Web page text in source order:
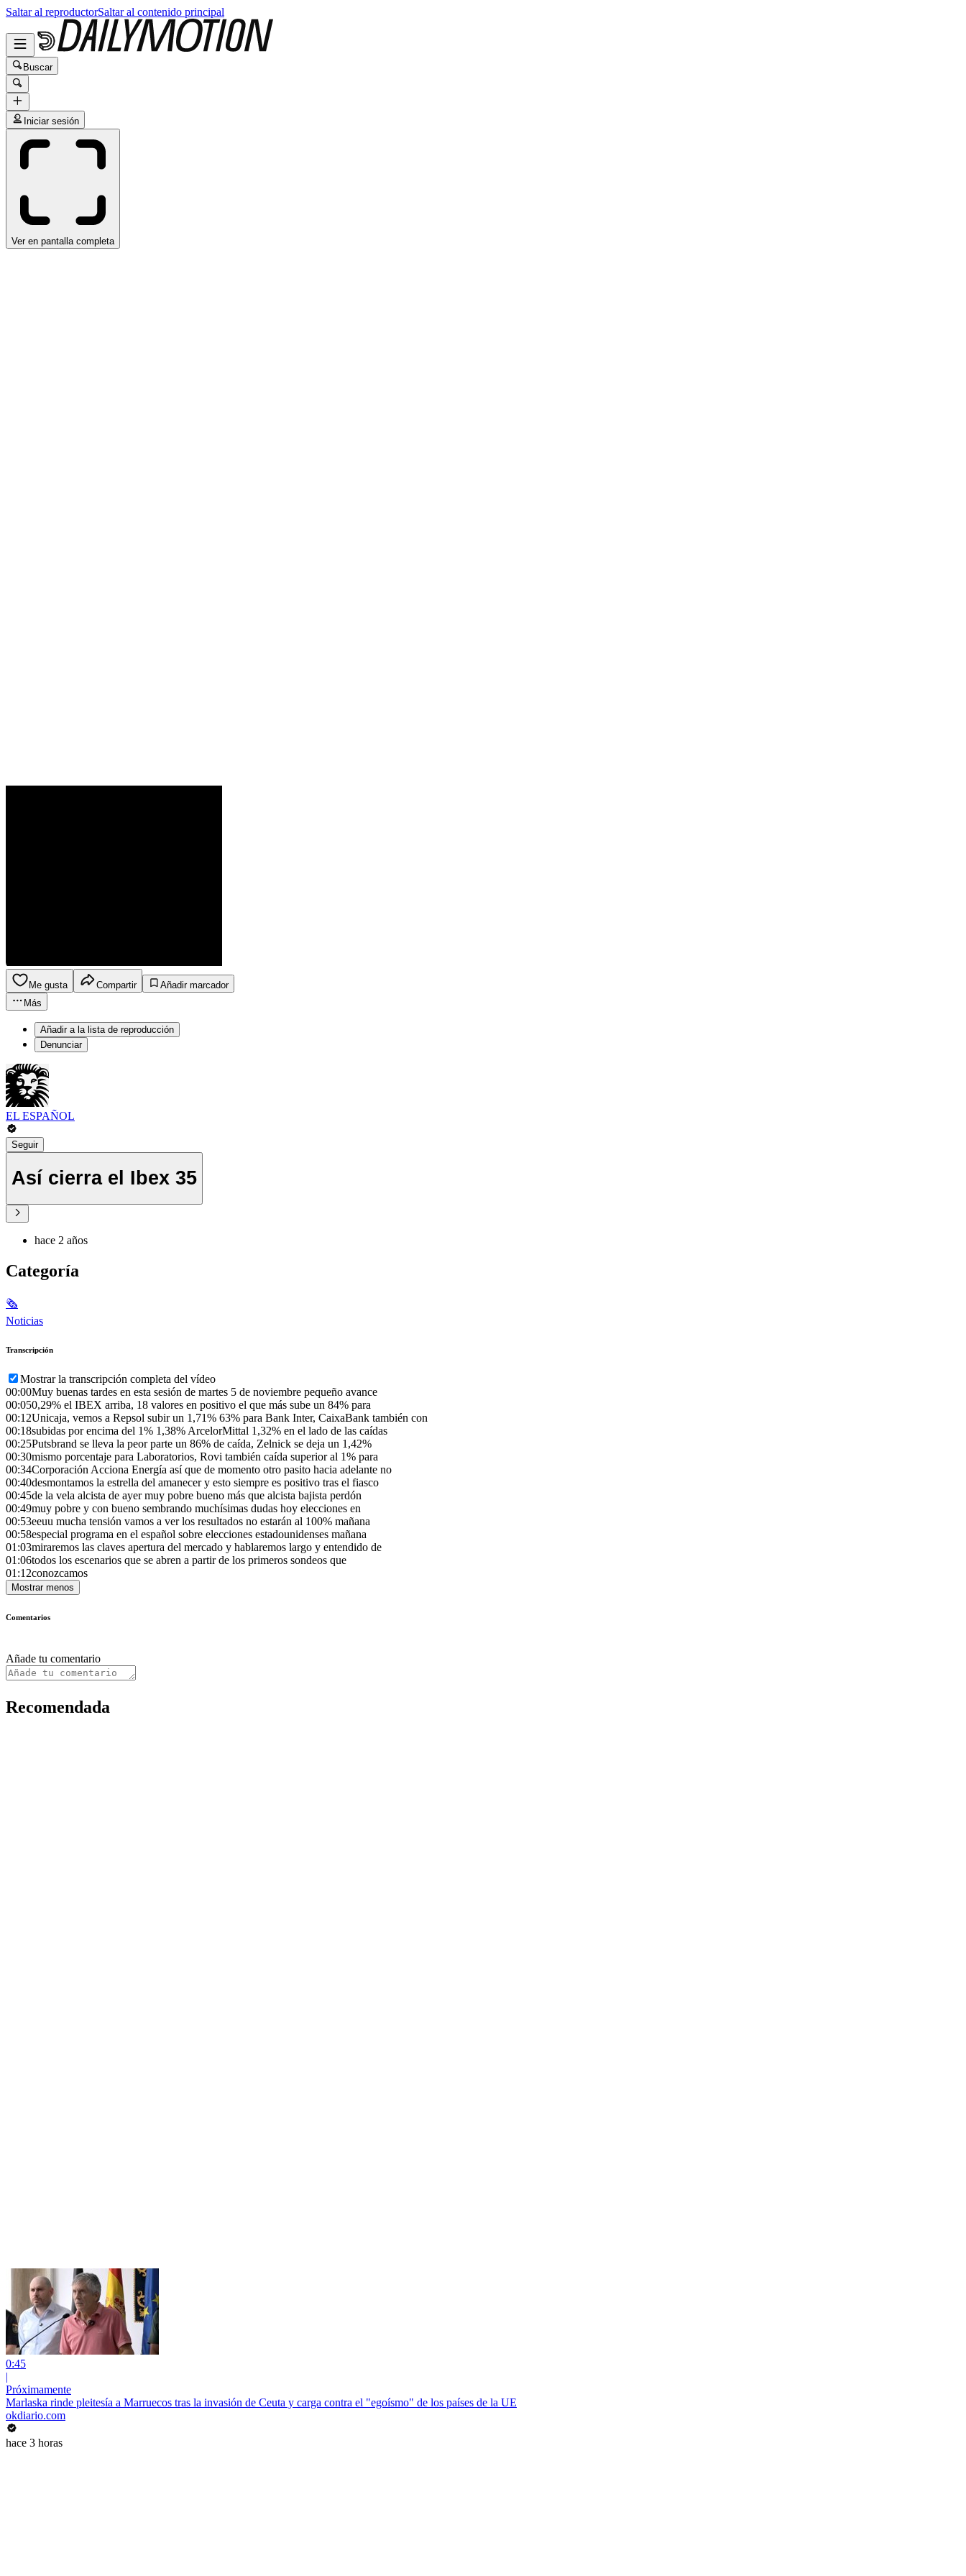
Saltar al reproductorSaltar al contenido principal
Buscar
Iniciar sesión
Ver en pantalla completa
Me gusta Compartir
Añadir marcador
Más
Añadir a la lista de reproducción
Denunciar
EL ESPAÑOL
Seguir
Así cierra el Ibex 35
hace 2 años
Categoría
🗞
Noticias
Transcripción
Mostrar la transcripción completa del vídeo
00:00Muy buenas tardes en esta sesión de martes 5 de noviembre pequeño avance
00:050,29% el IBEX arriba, 18 valores en positivo el que más sube un 84% para
00:12Unicaja, vemos a Repsol subir un 1,71% 63% para Bank Inter, CaixaBank también con
00:18subidas por encima del 1% 1,38% ArcelorMittal 1,32% en el lado de las caídas
00:25Putsbrand se lleva la peor parte un 86% de caída, Zelnick se deja un 1,42%
00:30mismo porcentaje para Laboratorios, Rovi también caída superior al 1% para
00:34Corporación Acciona Energía así que de momento otro pasito hacia adelante no
00:40desmontamos la estrella del amanecer y esto siempre es positivo tras el fiasco
00:45de la vela alcista de ayer muy pobre bueno más que alcista bajista perdón
00:49muy pobre y con bueno sembrando muchísimas dudas hoy elecciones en
00:53eeuu mucha tensión vamos a ver los resultados no estarán al 100% mañana
00:58especial programa en el español sobre elecciones estadounidenses mañana
01:03miraremos las claves apertura del mercado y hablaremos largo y entendido de
01:06todos los escenarios que se abren a partir de los primeros sondeos que
01:12conozcamos
Mostrar menos
Comentarios
Añade tu comentario
Recomendada
0:45
|
Próximamente
Marlaska rinde pleitesía a Marruecos tras la invasión de Ceuta y carga contra el "egoísmo" de los países de la UE
okdiario.com
hace 3 horas